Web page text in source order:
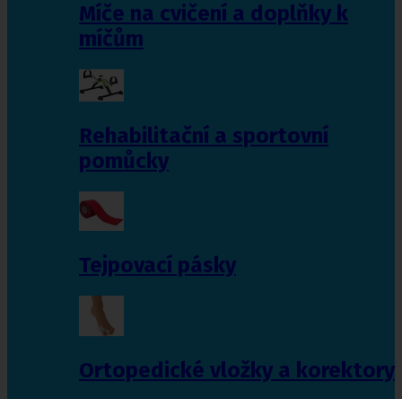
Míče na cvičení a doplňky k
míčům
Rehabilitační a sportovní
pomůcky
Tejpovací pásky
Ortopedické vložky a korektory